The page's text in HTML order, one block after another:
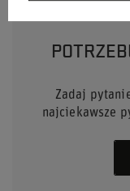
Zadaj
najciekawsze